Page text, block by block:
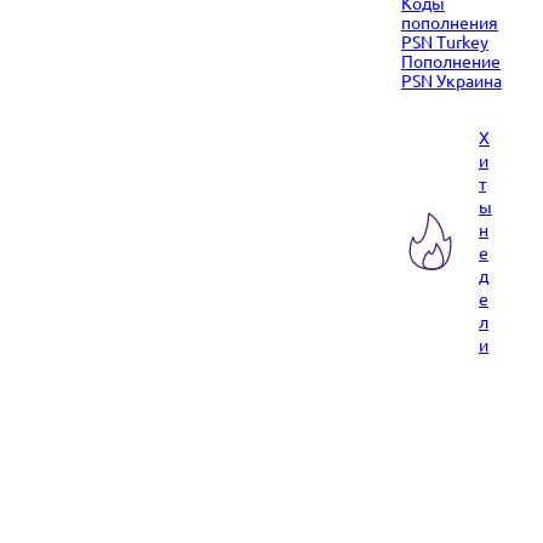
пополнения
PSN Turkey
Пополнение
PSN Украина
Х
и
т
ы
н
е
д
е
л
и